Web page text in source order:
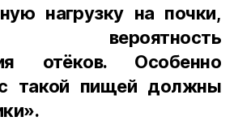
нагрузку на почки,
вероятность
отёков. Особенно
такой пищей должны